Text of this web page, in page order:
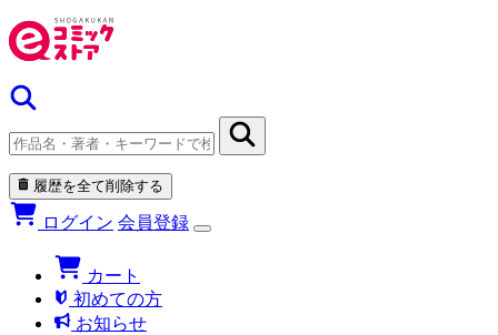
履歴を全て削除する
ログイン 会員登録
カート
初めての方
お知らせ